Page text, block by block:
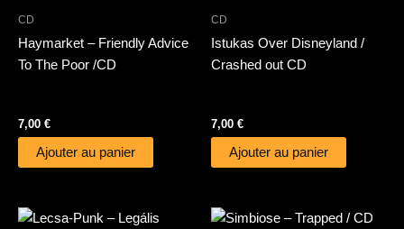
CD
Haymarket – Friendly Advice
To The Poor /CD
7,00 €
Ajouter au panier
CD
Istukas Over Disneyland /
Crashed out CD
7,00 €
Ajouter au panier